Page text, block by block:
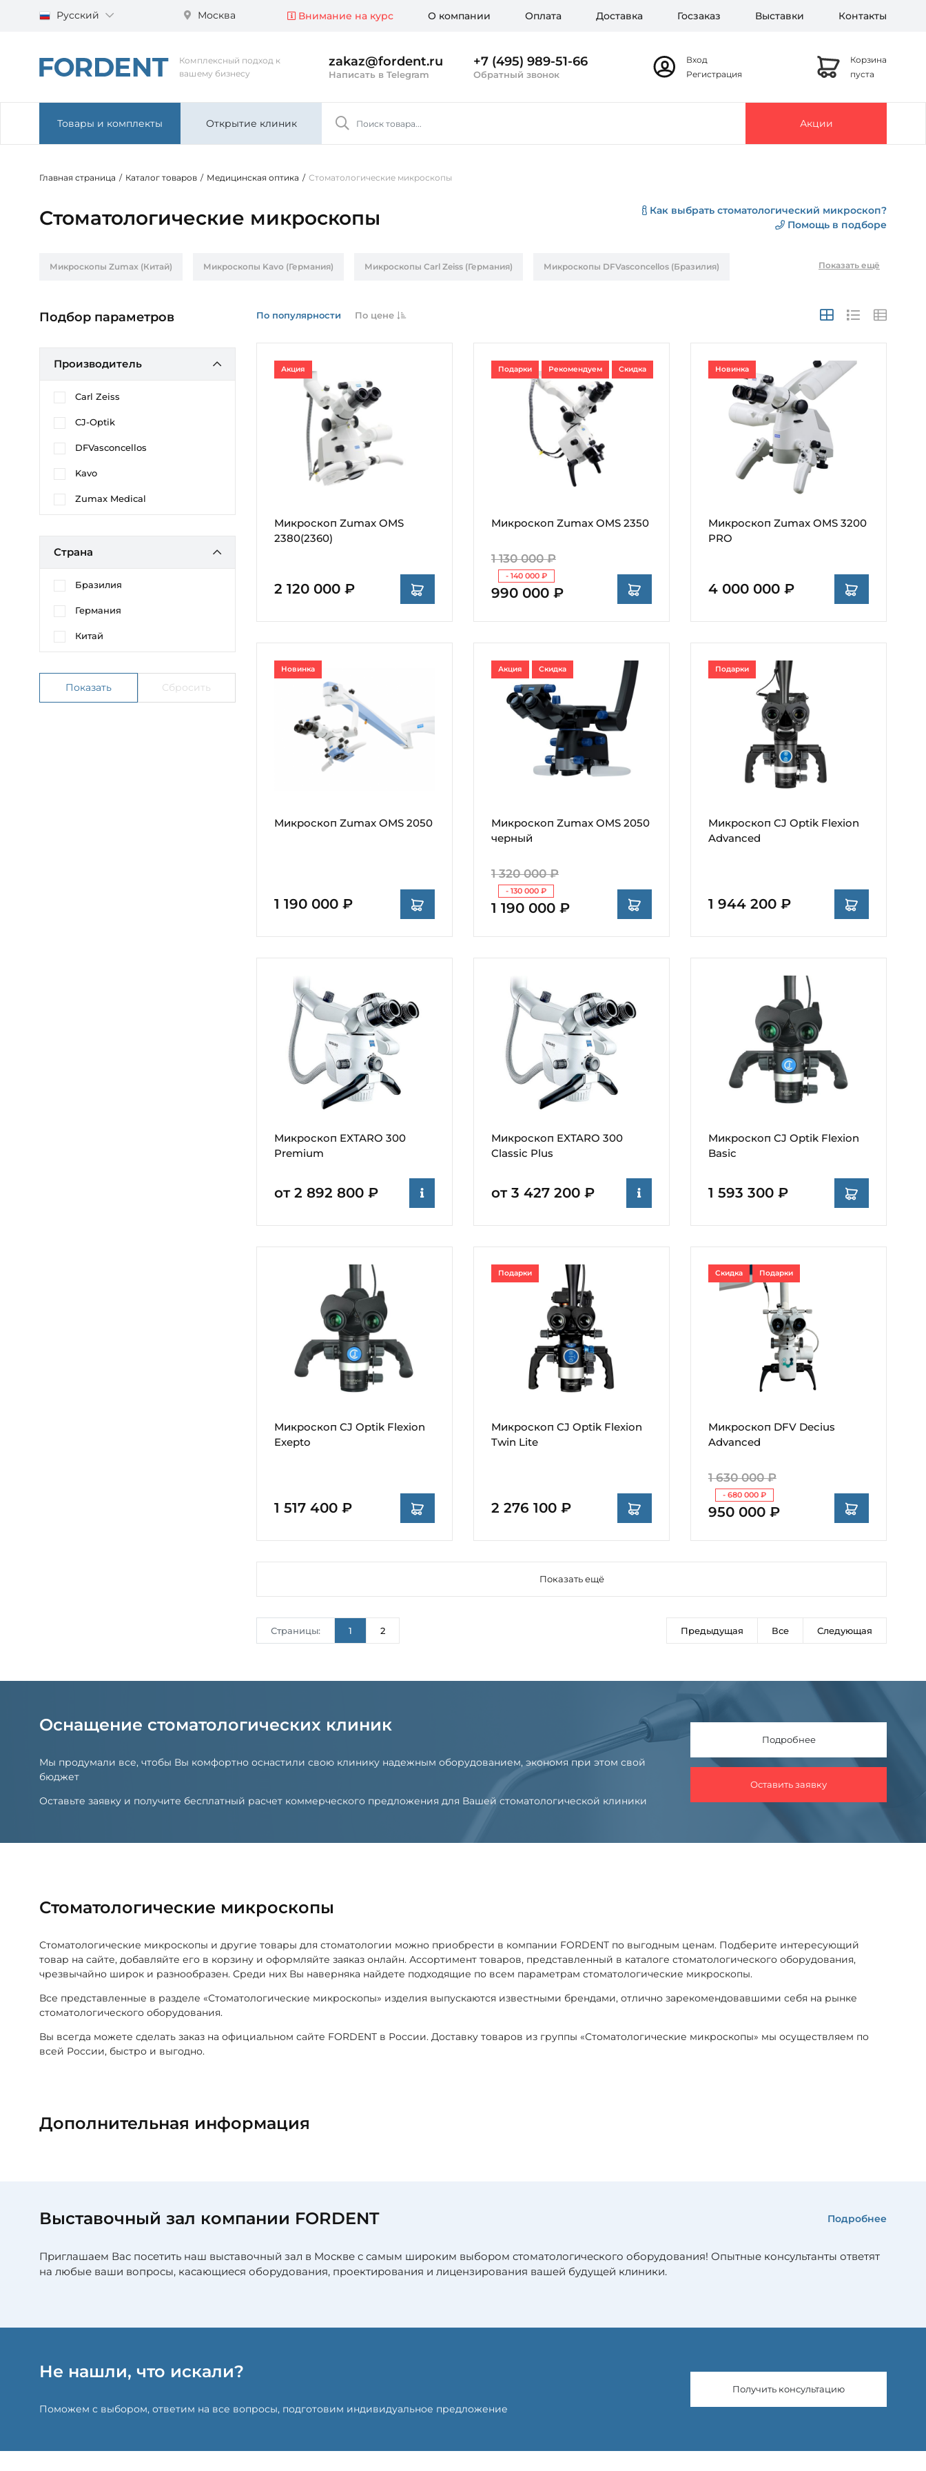
Русский Москва Внимание на курс О компании Оплата Доставка Госзаказ Выставки Контакты
Комплексный подход к
вашему бизнесу
zakaz@fordent.ru
Написать в Telegram
+7 (495) 989-51-66
Обратный звонок
Вход
Регистрация
Корзина
пуста
Товары и комплекты Открытие клиник Акции
Главная страница / Каталог товаров / Медицинская оптика / Стоматологические микроскопы
Стоматологические микроскопы
Как выбрать стоматологический микроскоп?
Помощь в подборе
Микроскопы Zumax (Китай) Микроскопы Kavo (Германия) Микроскопы Carl Zeiss (Германия) Микроскопы DFVasconcellos (Бразилия) Показать ещё
Подбор параметров
Производитель
Carl Zeiss
CJ-Optik
DFVasconcellos
Kavo
Zumax Medical
Страна
Бразилия
Германия
Китай
По популярности По цене
Микроскоп Zumax OMS
2380(2360)
2 120 000 ₽
Акция
Микроскоп Zumax OMS 2350
1 130 000 ₽
- 140 000 ₽
990 000 ₽
Подарки Рекомендуем Скидка
Микроскоп Zumax OMS 3200
PRO
4 000 000 ₽
Новинка
Микроскоп Zumax OMS 2050
1 190 000 ₽
Новинка
Микроскоп Zumax OMS 2050
черный
1 320 000 ₽
- 130 000 ₽
1 190 000 ₽
Акция Скидка
Микроскоп CJ Optik Flexion
Advanced
1 944 200 ₽
Подарки
Микроскоп EXTARO 300
Premium
от 2 892 800 ₽
Микроскоп EXTARO 300
Classic Plus
от 3 427 200 ₽
Микроскоп CJ Optik Flexion
Basic
1 593 300 ₽
Микроскоп CJ Optik Flexion
Exepto
1 517 400 ₽
Микроскоп CJ Optik Flexion
Twin Lite
2 276 100 ₽
Подарки
Микроскоп DFV Decius
Advanced
1 630 000 ₽
- 680 000 ₽
950 000 ₽
Скидка Подарки
Показать ещё
Страницы: 1 2 Предыдущая Все Следующая
Оснащение стоматологических клиник
Мы продумали все, чтобы Вы комфортно оснастили свою клинику надежным оборудованием, экономя при этом свой
бюджет
Оставьте заявку и получите бесплатный расчет коммерческого предложения для Вашей стоматологической клиники
Подробнее
Оставить заявку
Стоматологические микроскопы
Стоматологические микроскопы и другие товары для стоматологии можно приобрести в компании FORDENT по выгодным ценам. Подберите интересующий
товар на сайте, добавляйте его в корзину и оформляйте заяказ онлайн. Ассортимент товаров, представленный в каталоге стоматологического оборудования,
чрезвычайно широк и разнообразен. Среди них Вы наверняка найдете подходящие по всем параметрам стоматологические микроскопы.
Все представленные в разделе «Стоматологические микроскопы» изделия выпускаются известными брендами, отлично зарекомендовавшими себя на рынке
стоматологического оборудования.
Вы всегда можете сделать заказ на официальном сайте FORDENT в России. Доставку товаров из группы «Стоматологические микроскопы» мы осуществляем по
всей России, быстро и выгодно.
Дополнительная информация
Выставочный зал компании FORDENT Подробнее
Приглашаем Вас посетить наш выставочный зал в Москве с самым широким выбором стоматологического оборудования! Опытные консультанты ответят
на любые ваши вопросы, касающиеся оборудования, проектирования и лицензирования вашей будущей клиники.
Не нашли, что искали?
Поможем с выбором, ответим на все вопросы, подготовим индивидуальное предложение
Получить консультацию